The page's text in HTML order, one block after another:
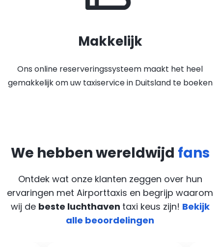
Makkelijk
Ons online reserveringssysteem maakt het heel
gemakkelijk om uw taxiservice in Duitsland te boeken
We hebben wereldwijd fans
Ontdek wat onze klanten zeggen over hun
ervaringen met Airporttaxis en begrijp waarom
wij de beste luchthaven taxi keus zijn! Bekijk
alle beoordelingen